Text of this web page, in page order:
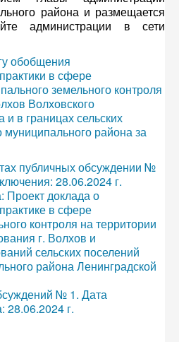
района и размещается
администрации в сети
обобщения
в сфере
земельного контроля
Волховского
в границах сельских
муниципального района за
публичных обсуждении №
28.06.2024 г.
Проект доклада о
в сфере
контроля на территории
г. Волхов и
сельских поселений
района Ленинградской
№ 1. Дата
28.06.2024 г.